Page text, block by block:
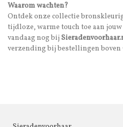
Waarom wachten?
Ontdek onze collectie
tijdloze, warme touch toe aan
vandaag nog bij
verzending bij bestellingen